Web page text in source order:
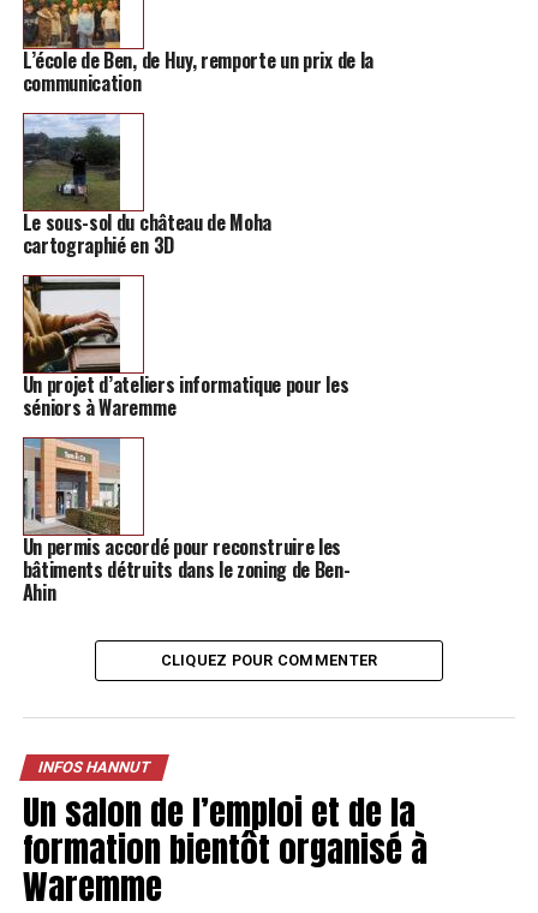
de kilomètres, qui débutera samedi à 14h de la Grand
Place, où sera aussi installé un stand d’information sur
la mobilité.
Pour des raisons pratiques, il vous est demandé de vous
inscrire auprès de Sophie Grenier au 019/51.93.52 ou
par mail à l’adresse mobilite@hannut.be.
L’école de Ben, de Huy, remporte un prix de la
communication
Le sous-sol du château de Moha
cartographié en 3D
Un projet d’ateliers informatique pour les
séniors à Waremme
Un permis accordé pour reconstruire les
bâtiments détruits dans le zoning de Ben-
Ahin
CLIQUEZ POUR COMMENTER
INFOS HANNUT
Un salon de l’emploi et de la
formation bientôt organisé à
Waremme